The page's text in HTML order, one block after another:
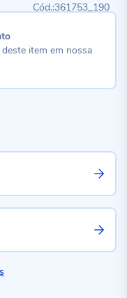
361753_190
item em nossa